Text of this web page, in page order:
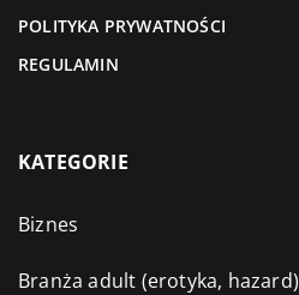
POLITYKA PRYWATNOŚCI
REGULAMIN
KATEGORIE
Biznes
Branża adult (erotyka, hazard)